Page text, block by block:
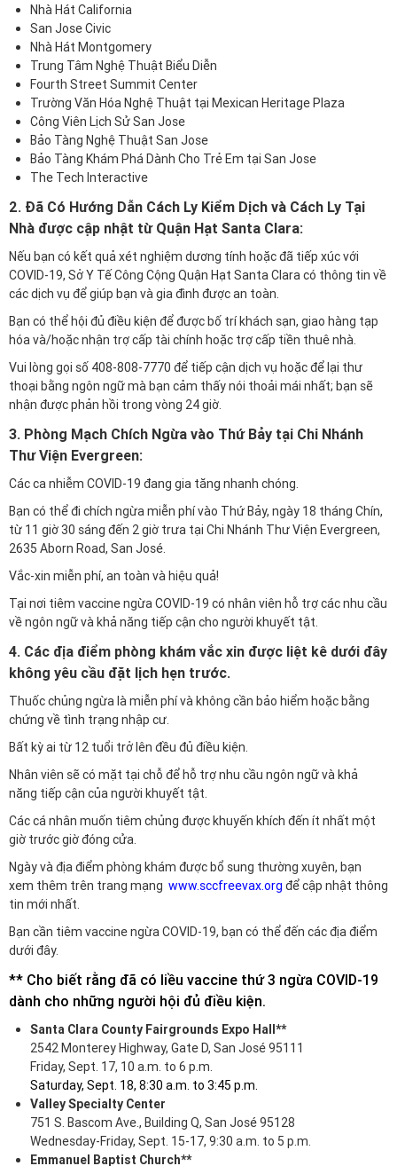
Nhà Hát California
San Jose Civic
Nhà Hát Montgomery
Trung Tâm Nghệ Thuật Biểu Diễn
Fourth Street Summit Center
Trường Văn Hóa Nghệ Thuật tại Mexican Heritage Plaza
Công Viên Lịch Sử San Jose
Bảo Tàng Nghệ Thuật San Jose
Bảo Tàng Khám Phá Dành Cho Trẻ Em tại San Jose
The Tech Interactive
2. Đã Có Hướng Dẫn Cách Ly Kiểm Dịch và Cách Ly Tại
Nhà được cập nhật từ Quận Hạt Santa Clara:
Nếu bạn có kết quả xét nghiệm dương tính hoặc đã tiếp xúc với
COVID-19, Sở Y Tế Công Cộng Quận Hạt Santa Clara có thông tin về
các dịch vụ để giúp bạn và gia đình được an toàn.
Bạn có thể hội đủ điều kiện để được bố trí khách sạn, giao hàng tạp
hóa và/hoặc nhận trợ cấp tài chính hoặc trợ cấp tiền thuê nhà.
Vui lòng gọi số 408-808-7770 để tiếp cận dịch vụ hoặc để lại thư
thoại bằng ngôn ngữ mà bạn cảm thấy nói thoải mái nhất; bạn sẽ
nhận được phản hồi trong vòng 24 giờ.
3. Phòng Mạch Chích Ngừa vào Thứ Bảy tại Chi Nhánh
Thư Viện Evergreen:
Các ca nhiễm COVID-19 đang gia tăng nhanh chóng.
Bạn có thể đi chích ngừa miễn phí vào Thứ Bảy, ngày 18 tháng Chín,
từ 11 giờ 30 sáng đến 2 giờ trưa tại Chi Nhánh Thư Viện Evergreen,
2635 Aborn Road, San José.
Vắc-xin miễn phí, an toàn và hiệu quả!
Tại nơi tiêm vaccine ngừa COVID-19 có nhân viên hỗ trợ các nhu cầu
về ngôn ngữ và khả năng tiếp cận cho người khuyết tật.
4. Các địa điểm phòng khám vắc xin được liệt kê dưới đây
không yêu cầu đặt lịch hẹn trước.
Thuốc chủng ngừa là miễn phí và không cần bảo hiểm hoặc bằng
chứng về tình trạng nhập cư.
Bất kỳ ai từ 12 tuổi trở lên đều đủ điều kiện.
Nhân viên sẽ có mặt tại chỗ để hỗ trợ nhu cầu ngôn ngữ và khả
năng tiếp cận của người khuyết tật.
Các cá nhân muốn tiêm chủng được khuyến khích đến ít nhất một
giờ trước giờ đóng cửa.
Ngày và địa điểm phòng khám được bổ sung thường xuyên, bạn
xem thêm trên trang mạng www.sccfreevax.org để cập nhật thông
tin mới nhất.
Bạn cần tiêm vaccine ngừa COVID-19, bạn có thể đến các địa điểm
dưới đây.
** Cho biết rằng đã có liều vaccine thứ 3 ngừa COVID-19
dành cho những người hội đủ điều kiện.
Santa Clara County Fairgrounds Expo Hall**
2542 Monterey Highway, Gate D, San José 95111
Friday, Sept. 17, 10 a.m. to 6 p.m.
Saturday, Sept. 18, 8:30 a.m. to 3:45 p.m.
Valley Specialty Center
751 S. Bascom Ave., Building Q, San José 95128
Wednesday-Friday, Sept. 15-17, 9:30 a.m. to 5 p.m.
Emmanuel Baptist Church**